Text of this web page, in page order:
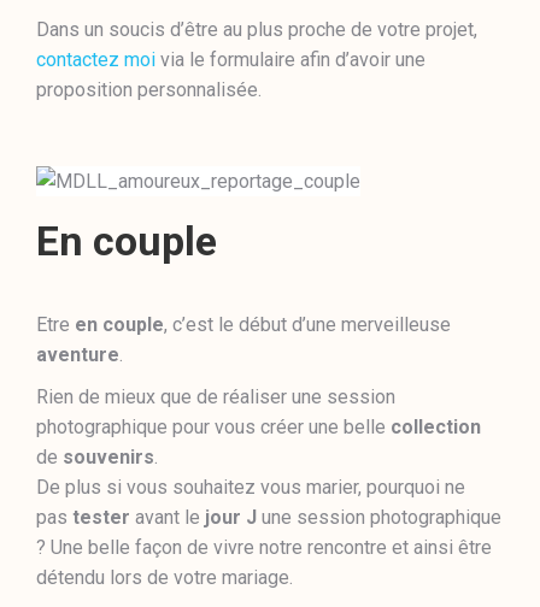
Dans un soucis d’être au plus proche de votre projet,
contactez moi via le formulaire afin d’avoir une
proposition personnalisée.
En couple
Etre en couple, c’est le début d’une merveilleuse
aventure.
Rien de mieux que de réaliser une session
photographique pour vous créer une belle collection
de souvenirs.
De plus si vous souhaitez vous marier, pourquoi ne
pas tester avant le jour J une session photographique
? Une belle façon de vivre notre rencontre et ainsi être
détendu lors de votre mariage.